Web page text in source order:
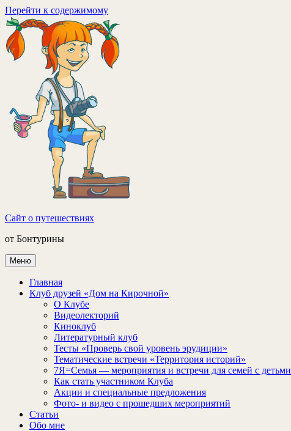
Перейти к содержимому
Сайт о путешествиях
от Бонтурины
Меню
Главная
Клуб друзей «Дом на Кирочной»
О Клубе
Видеолекторий
Киноклуб
Литературный клуб
Тесты «Проверь свой уровень эрудиции»
Тематические встречи «Территория историй»
7Я=Семья — мероприятия и встречи для семей с детьми
Как стать участником Клуба
Акции и специальные предложения
Фото- и видео с прошедших мероприятий
Статьи
Обо мне